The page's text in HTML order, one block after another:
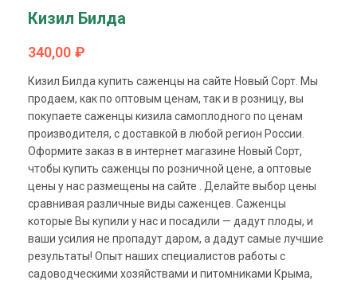
Кизил Билда
340,00 ₽
Кизил Билда купить саженцы на сайте Новый Сорт. Мы
продаем, как по оптовым ценам, так и в розницу, вы
покупаете саженцы кизила самоплодного по ценам
производителя, с доставкой в любой регион России.
Оформите заказ в в интернет магазине Новый Сорт,
чтобы купить саженцы по розничной цене, а оптовые
цены у нас размещены на сайте . Делайте выбор цены
сравнивая различные виды саженцев. Саженцы
которые Вы купили у нас и посадили — дадут плоды, и
ваши усилия не пропадут даром, а дадут самые лучшие
результаты! Опыт наших специалистов работы с
садоводческими хозяйствами и питомниками Крыма,